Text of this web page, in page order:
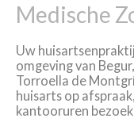
Medische
Uw
omgeving van
Torroella de
huisarts op
kantooruren